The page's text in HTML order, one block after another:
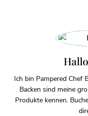
Ich bin Pampered Chef
Backen sind meine
Produkte kennen.